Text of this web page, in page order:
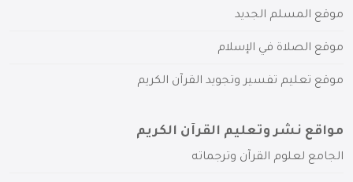
موقع المسلم الجديد
موقع الصلاة في الإسلام
موقع تعليم تفسير وتجويد القرآن الكريم
مواقع نشر وتعليم القرآن الكريم
الجامع لعلوم القرآن وترجماته